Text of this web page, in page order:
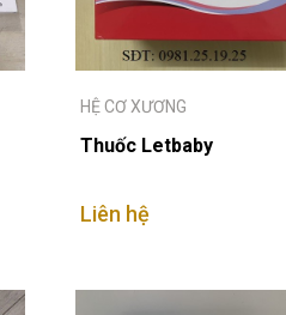
HỆ CƠ XƯƠNG
Thuốc Letbaby
Liên hệ